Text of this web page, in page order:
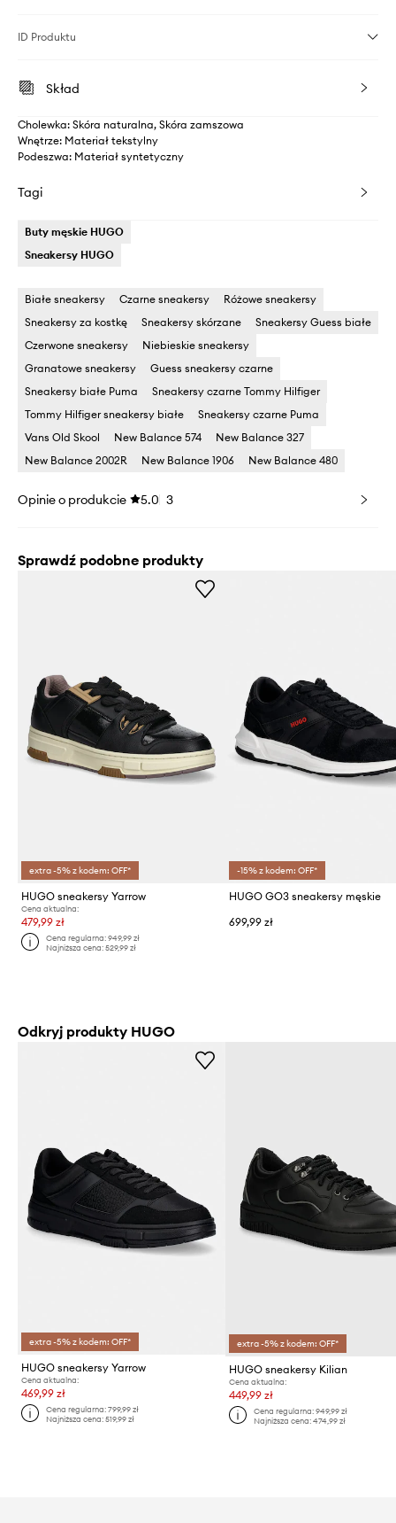
ID Produktu
Skład
Cholewka: Skóra naturalna, Skóra zamszowa
Wnętrze: Materiał tekstylny
Podeszwa: Materiał syntetyczny
Tagi
Buty męskie HUGO
Sneakersy HUGO
Białe sneakersy Czarne sneakersy
Różowe sneakersy
Sneakersy za kostkę
Sneakersy skórzane
Sneakersy Guess białe
Czerwone sneakersy
Niebieskie sneakersy
Granatowe sneakersy
Guess sneakersy czarne
Sneakersy białe Puma
Sneakersy czarne Tommy Hilfiger
Tommy Hilfiger sneakersy białe
Sneakersy czarne Puma
Vans Old Skool
New Balance 574
New Balance 327
New Balance 2002R
New Balance 1906 New Balance 480
Opinie o produkcie 5.0 3
Sprawdź podobne produkty
extra -5% z kodem: OFF*
HUGO sneakersy Yarrow
Cena aktualna:
479,99 zł
Cena regularna:949,99 zł
Najniższa cena:529,99 zł
-15% z kodem: OFF*
HUGO GO3 sneakersy męskie
699,99 zł
Odkryj produkty HUGO
extra -5% z kodem: OFF*
HUGO sneakersy Yarrow
Cena aktualna:
469,99 zł
Cena regularna:799,99 zł
Najniższa cena:519,99 zł
extra -5% z kodem: OFF*
HUGO sneakersy Kilian
Cena aktualna:
449,99 zł
Cena regularna: 949,99 zł
Najniższa cena: 474,99 zł